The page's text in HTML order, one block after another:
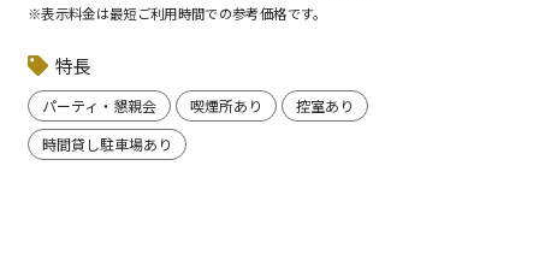
※表示料金は最短ご利用時間での参考価格です。
特長
パーティ・懇親会 喫煙所あり
控室あり
時間貸し駐車場あり